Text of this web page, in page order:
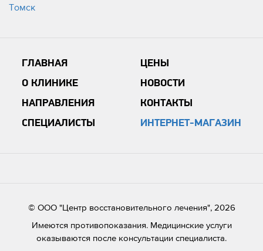
ГЛАВНАЯ
О КЛИНИКЕ
НАПРАВЛЕНИЯ
СПЕЦИАЛИСТЫ
ЦЕНЫ
НОВОСТИ
КОНТАКТЫ
ИНТЕРНЕТ-МАГАЗИН
© ООО "Центр восстановительного лечения", 2026
Имеются противопоказания. Медицинские услуги
оказываются после консультации специалиста.